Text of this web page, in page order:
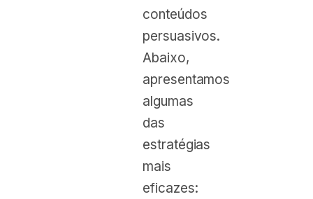
conteúdos
persuasivos.
Abaixo,
apresentamos
algumas
das
estratégias
mais
eficazes: